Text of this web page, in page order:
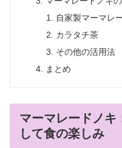
自家製マーマレ
カラタチ茶
その他の活用法
まとめ
マーマレードノキ
して食の楽しみ